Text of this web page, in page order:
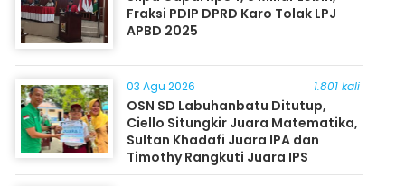
Fraksi PDIP DPRD Karo Tolak LPJ
APBD 2025
03 Agu 2026 1.801 kali
OSN SD Labuhanbatu Ditutup,
Ciello Situngkir Juara Matematika,
Sultan Khadafi Juara IPA dan
Timothy Rangkuti Juara IPS